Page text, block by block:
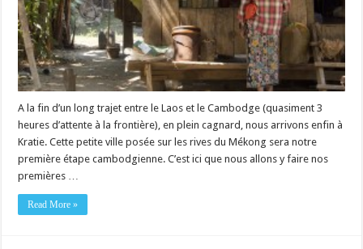
A la fin d’un long trajet entre le Laos et le Cambodge (quasiment 3
heures d’attente à la frontière), en plein cagnard, nous arrivons enfin à
Kratie. Cette petite ville posée sur les rives du Mékong sera notre
première étape cambodgienne. C’est ici que nous allons y faire nos
premières …
Read More »